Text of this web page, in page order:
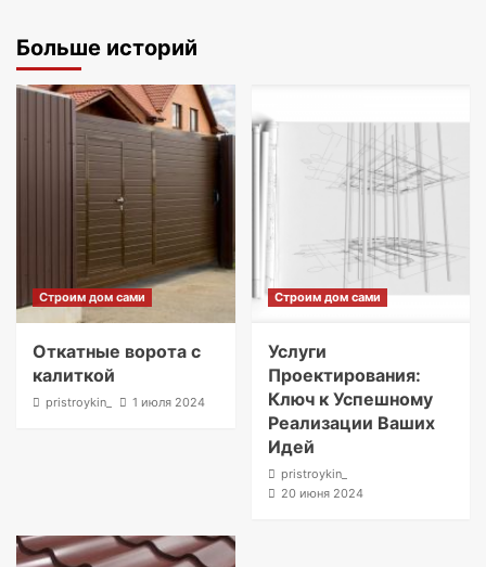
Больше историй
Строим дом сами
Откатные ворота с
калиткой
pristroykin_ 1 июля 2024
Строим дом сами
Услуги
Проектирования:
Ключ к Успешному
Реализации Ваших
Идей
pristroykin_
20 июня 2024